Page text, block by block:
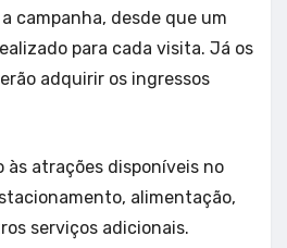
campanha, desde que um
para cada visita. Já os
adquirir os ingressos
às atrações disponíveis no
alimentação,
serviços adicionais.